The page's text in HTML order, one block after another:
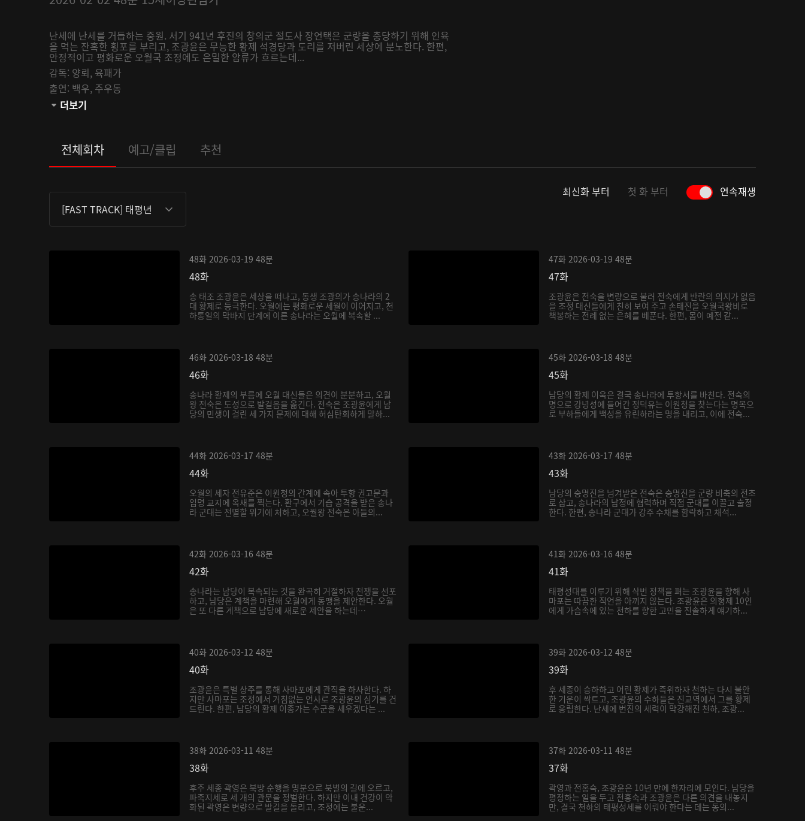
난세에 난세를 거듭하는 중원. 서기 941년 후진의 창의군 절도사 장언택은 군량을 충당하기 위해 인육
을 먹는 잔혹한 횡포를 부리고, 조광윤은 무능한 황제 석경당과 도리를 저버린 세상에 분노한다. 한편,
안정적이고 평화로운 오월국 조정에도 은밀한 암류가 흐르는데...
감독: 양뢰, 육패가
출연: 백우, 주우동
채널:AsiaUHD
더보기
전체회차 예고/클립 추천
[FAST TRACK] 태평년
최신화 부터 첫 화 부터 연속재생
48화 2026-03-19 48분
48화
송 태조 조광윤은 세상을 떠나고, 동생 조광의가 송나라의 2
대 황제로 등극한다. 오월에는 평화로운 세월이 이어지고, 천
하통일의 막바지 단계에 이른 송나라는 오월에 복속할 ...
47화 2026-03-19 48분
47화
조광윤은 전숙을 변량으로 불러 전숙에게 반란의 의지가 없음
을 조정 대신들에게 친히 보여 주고 손태진을 오월국왕비로
책봉하는 전례 없는 은혜를 베푼다. 한편, 몸이 예전 같...
46화 2026-03-18 48분
46화
송나라 황제의 부름에 오월 대신들은 의견이 분분하고, 오월
왕 전숙은 도성으로 발걸음을 옮긴다. 전숙은 조광윤에게 남
당의 민생이 걸린 세 가지 문제에 대해 허심탄회하게 말하...
45화 2026-03-18 48분
45화
남당의 황제 이욱은 결국 송나라에 투항서를 바친다. 전숙의
명으로 강녕성에 들어간 정덕유는 이원청을 찾는다는 명목으
로 부하들에게 백성을 유린하라는 명을 내리고, 이에 전숙...
44화 2026-03-17 48분
44화
오월의 세자 전유준은 이원청의 간계에 속아 투항 권고문과
임명 교지에 옥새를 찍는다. 환구에서 기습 공격을 받은 송나
라 군대는 전멸할 위기에 처하고, 오월왕 전숙은 아들의...
43화 2026-03-17 48분
43화
남당의 숭명진을 넘겨받은 전숙은 숭명진을 군량 비축의 전초
로 삼고, 송나라의 남정에 협력하며 직접 군대를 이끌고 출정
한다. 한편, 송나라 군대가 강주 수채를 함락하고 채석...
42화 2026-03-16 48분
42화
송나라는 남당이 복속되는 것을 완곡히 거절하자 전쟁을 선포
하고, 남당은 계책을 마련해 오월에게 동맹을 제안한다. 오월
은 또 다른 계책으로 남당에 새로운 제안을 하는데…
41화 2026-03-16 48분
41화
태평성대를 이루기 위해 삭번 정책을 펴는 조광윤을 향해 사
마포는 따끔한 직언을 아끼지 않는다. 조광윤은 의형제 10인
에게 가슴속에 있는 천하를 향한 고민을 진솔하게 얘기하...
40화 2026-03-12 48분
40화
조광윤은 특별 상주를 통해 사마포에게 관직을 하사한다. 하
지만 사마포는 조정에서 거침없는 언사로 조광윤의 심기를 건
드린다. 한편, 남당의 황제 이종가는 수군을 세우겠다는 ...
39화 2026-03-12 48분
39화
후 세종이 승하하고 어린 황제가 즉위하자 천하는 다시 불안
한 기운이 싹트고, 조광윤의 수하들은 진교역에서 그를 황제
로 옹립한다. 난세에 번진의 세력이 막강해진 천하, 조광...
38화 2026-03-11 48분
38화
후주 세종 곽영은 북방 순행을 명분으로 북벌의 길에 오르고,
파죽지세로 세 개의 관문을 정벌한다. 하지만 이내 건강이 악
화된 곽영은 변량으로 발길을 돌리고, 조정에는 불운...
37화 2026-03-11 48분
37화
곽영과 전홍숙, 조광윤은 10년 만에 한자리에 모인다. 남당을
평정하는 일을 두고 전홍숙과 조광윤은 다른 의견을 내놓지
만, 결국 천하의 태평성세를 이뤄야 한다는 데는 동의...